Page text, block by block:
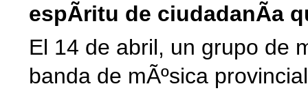
espÃ­ritu de ciudadanÃ­a
El 14 de abril, un grupo de
banda de mÃºsica